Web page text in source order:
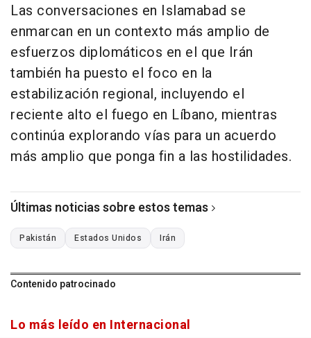
Las conversaciones en Islamabad se
enmarcan en un contexto más amplio de
esfuerzos diplomáticos en el que Irán
también ha puesto el foco en la
estabilización regional, incluyendo el
reciente alto el fuego en Líbano, mientras
continúa explorando vías para un acuerdo
más amplio que ponga fin a las hostilidades.
Últimas noticias sobre estos temas
Pakistán Estados Unidos Irán
Contenido patrocinado
Lo más leído en Internacional